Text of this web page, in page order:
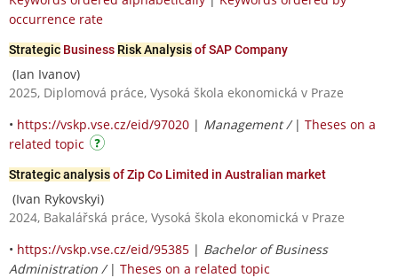
occurrence rate
Strategic Business Risk Analysisof SAP Company
(Ian Ivanov)
2025, Diplomová práce, Vysoká škola ekonomická v Praze
• https://vskp.vse.cz/eid/97020 | Management / | Theses on a
related topic
Strategic analysisof Zip Co Limited in Australian market
(Ivan Rykovskyi)
2024, Bakalářská práce, Vysoká škola ekonomická v Praze
• https://vskp.vse.cz/eid/95385 | Bachelor of Business
Administration / | Theses on a related topic